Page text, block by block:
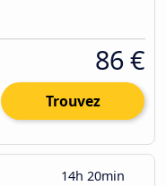
86 €
Trouvez
14h 20min